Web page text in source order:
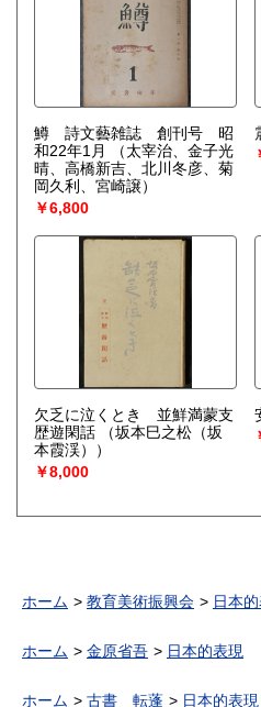
鱒 詩文藝雑誌 創刊号 昭
和22年1月
（太宰治、金子光
晴、高橋新吉、北川冬彦、菊
岡久利、宮崎譲）
￥6,800
欠乏に泣くとき 並鮮満蒙支
歴遊閑話
（坂本巳之松（坂
本霞渓））
￥8,000
ホーム 教育美術振興会 日本
ホーム 金原省吾 日本的表現
ホーム 古書 転蓬 日本的表現